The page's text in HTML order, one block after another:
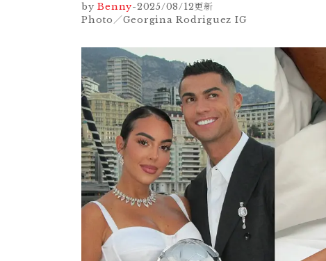
by Benny-2025/08/12更新
Photo／Georgina Rodriguez IG